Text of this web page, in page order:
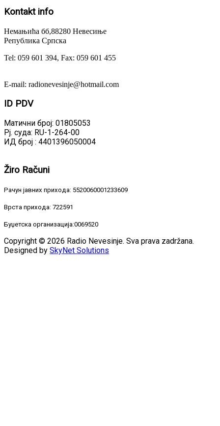
Kontaktinfo
Немањића бб,88280 Невесиње
Република Српска
Tel: 059 601 394, Fax: 059 601 455
E-mail: radionevesinje@hotmail.com
ID PDV
Матични број: 01805053
Рј. суда: RU-1-264-00
ИД број : 4401396050004
Žiro Računi
Рачун јавних прихода: 5520060001233609
Врста прихода: 722591
Буџетска организација:0069520
Copyright © 2026 Radio Nevesinje. Sva prava zadržana.
Designed by SkyNet Solutions